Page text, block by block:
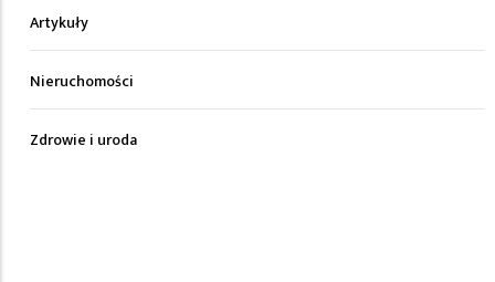
Artykuły
Nieruchomości
Zdrowie i uroda